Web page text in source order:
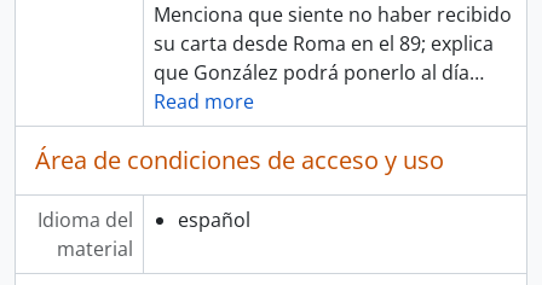
Menciona que siente no haber recibido
su carta desde Roma en el 89; explica
que González podrá ponerlo al día…
Read more
Área de condiciones de acceso y uso
Idioma del
material
español